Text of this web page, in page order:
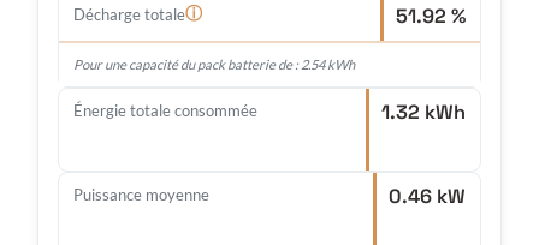
Décharge totaleⓘ 51.92 %
Pour une capacité du pack batterie de : 2.54 kWh
Énergie totale consommée 1.32 kWh
Puissance moyenne 0.46 kW